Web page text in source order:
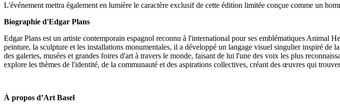
L'événement mettra également en lumière le caractère exclusif de cette édition limitée conçue comme un
Biographie d'Edgar Plans
Edgar Plans est un artiste contemporain espagnol reconnu à l'international pour ses emblématiques Animal
peinture, la sculpture et les installations monumentales, il a développé un langage visuel singulier inspiré de
des galeries, musées et grandes foires d'art à travers le monde, faisant de lui l'une des voix les plus
explore les thèmes de l'identité, de la communauté et des aspirations collectives, créant des œuvres qui
À propos d’Art Basel